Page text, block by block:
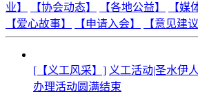
业】
【协会动态】 【各地公益】 【媒
【爱心故事】
【申请入会】 【意见建议
[【义工风采】] 义工活动|圣水伊
办理活动圆满结束